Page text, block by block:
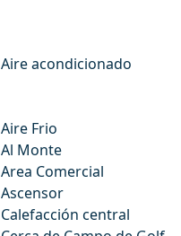
Aire acondicionado
Aire Frio
Al Monte
Area Comercial
Ascensor
Calefacción central